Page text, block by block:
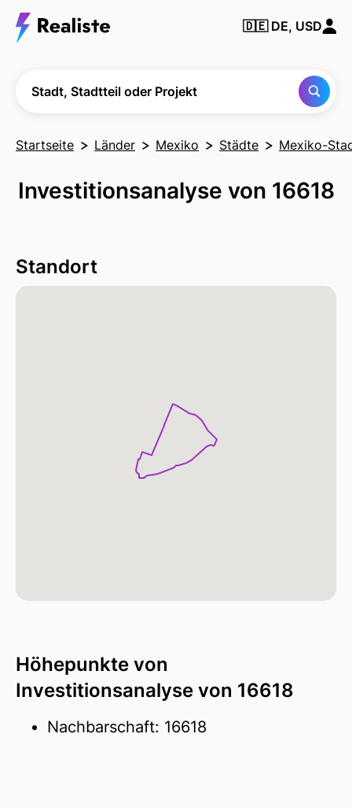
Finden Sie
jede Stadt,
🇩🇪 DE, USD
Stadt, Stadtteil oder Projekt
Startseite Länder Mexiko Städte Mexiko-
Investitionsanalyse von 16618
Standort
Höhepunkte von
Investitionsanalyse von 16618
Nachbarschaft: 16618